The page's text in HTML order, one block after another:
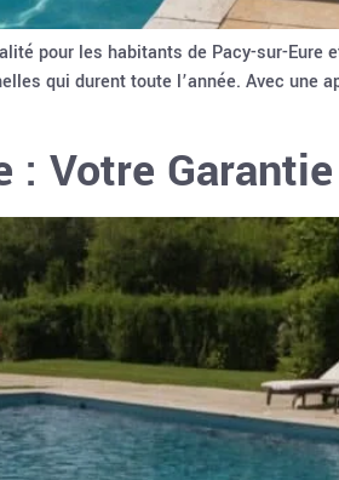
pour les habitants de Pacy-sur-
qui durent toute l’année. Avec une
Votre